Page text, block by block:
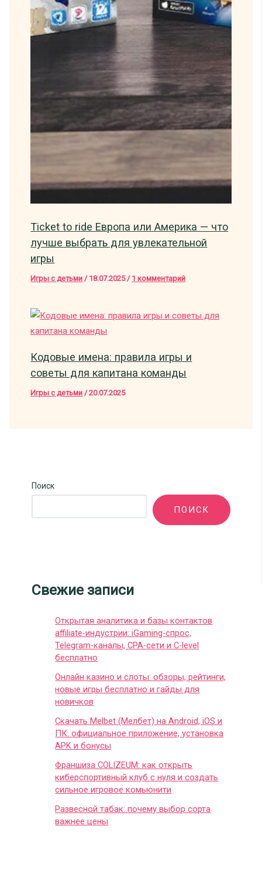
Ticket to ride Европа или Америка — что
лучше выбрать для увлекательной
игры
Игры с детьми / 18.07.2025/ 1 комментарий
Кодовые имена: правила игры и
советы для капитана команды
Игры с детьми /20.07.2025
Поиск
ПОИСК
Свежие записи
Открытая аналитика и базы контактов
affiliate-индустрии: iGaming-спрос,
Telegram-каналы, CPA-сети и C-level
бесплатно
Онлайн казино и слоты: обзоры, рейтинги,
новые игры бесплатно и гайды для
новичков
Скачать Melbet (Мелбет) на Android, iOS и
ПК: официальное приложение, установка
APK и бонусы
Франшиза COLIZEUM: как открыть
киберспортивный клуб с нуля и создать
сильное игровое комьюнити
Развесной табак: почему выбор сорта
важнее цены